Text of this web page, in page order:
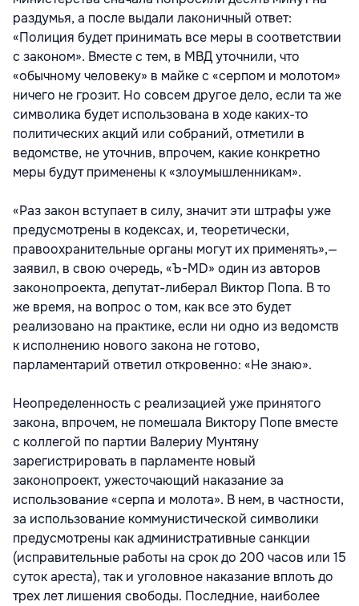
раздумья, а после выдали лаконичный ответ:
«Полиция будет принимать все меры в соответствии
с законом». Вместе с тем, в МВД уточнили, что
«обычному человеку» в майке с «серпом и молотом»
ничего не грозит. Но совсем другое дело, если та же
символика будет использована в ходе каких-то
политических акций или собраний, отметили в
ведомстве, не уточнив, впрочем, какие конкретно
меры будут применены к «злоумышленникам».
«Раз закон вступает в силу, значит эти штрафы уже
предусмотрены в кодексах, и, теоретически,
правоохранительные органы могут их применять»,—
заявил, в свою очередь, «Ъ-MD» один из авторов
законопроекта, депутат-либерал Виктор Попа. В то
же время, на вопрос о том, как все это будет
реализовано на практике, если ни одно из ведомств
к исполнению нового закона не готово,
парламентарий ответил откровенно: «Не знаю».
Неопределенность с реализацией уже принятого
закона, впрочем, не помешала Виктору Попе вместе
с коллегой по партии Валериу Мунтяну
зарегистрировать в парламенте новый
законопроект, ужесточающий наказание за
использование «серпа и молота». В нем, в частности,
за использование коммунистической символики
предусмотрены как административные санкции
(исправительные работы на срок до 200 часов или 15
суток ареста), так и уголовное наказание вплоть до
трех лет лишения свободы. Последние, наиболее